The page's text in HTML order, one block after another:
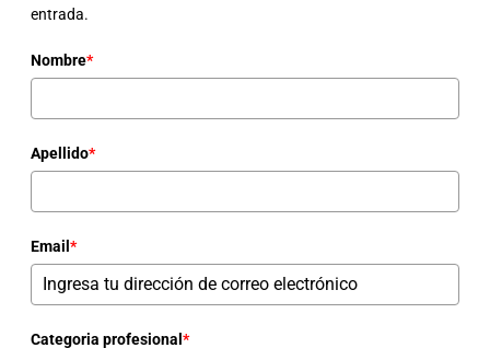
entrada.
Nombre*
Apellido*
Email *
Categoria profesional *